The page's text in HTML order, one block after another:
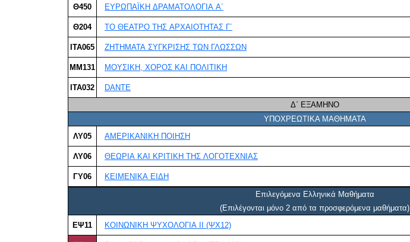
Θ450 ΕΥΡΩΠΑΪΚΗ ΔΡΑΜΑΤΟΛΟΓΙΑ Α´
Θ204 ΤΟ ΘΕΑΤΡΟ ΤΗΣ ΑΡΧΑΙΟΤΗΤΑΣ Γ´
IΤΑ065 ΖΗΤΗΜΑΤΑ ΣΥΓΚΡΙΣΗΣ ΤΩΝ ΓΛΩΣΣΩΝ
ΜΜ131 ΜΟΥΣΙΚΗ, ΧΟΡΟΣ ΚΑΙ ΠΟΛΙΤΙΚΗ
IΤΑ032
DANTE
Δ΄ ΕΞΑΜΗΝΟ
ΥΠΟΧΡΕΩΤΙΚΑ ΜΑΘΗΜΑΤΑ
ΛΥ05
ΑΜΕΡΙΚΑΝΙΚΗ ΠΟΙΗΣΗ
ΛΥ06 ΘΕΩΡΙΑ ΚΑΙ ΚΡΙΤΙΚΗ ΤΗΣ ΛΟΓΟΤΕΧΝΙΑΣ
ΓΥ06
ΚΕΙΜΕΝΙΚΑ ΕΙΔΗ
Επιλεγόμενα Ελληνικά Μαθήματα
(Επιλέγονται μόνο 2 από τα προσφερόμενα μαθήματα)
ΕΨ11
ΚΟΙΝΩΝΙΚΗ ΨΥΧΟΛΟΓΙΑ ΙΙ (ΨΧ12)